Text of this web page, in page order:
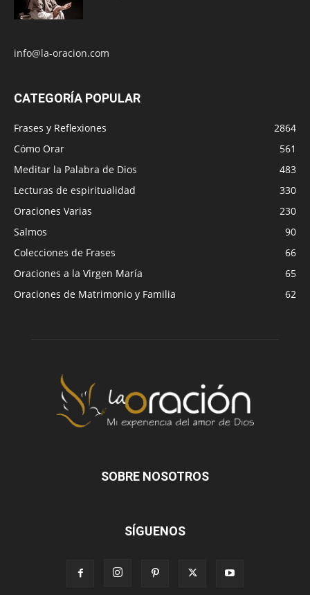
info@la-oracion.com
CATEGORÍA POPULAR
Frases y Reflexiones
2864
Cómo Orar
561
Meditar la Palabra de Dios
483
Lecturas de espiritualidad
330
Oraciones Varias
230
Salmos
90
Colecciones de Frases
66
Oraciones a la Virgen María
65
Oraciones de Matrimonio y Familia
62
SOBRE NOSOTROS
SÍGUENOS